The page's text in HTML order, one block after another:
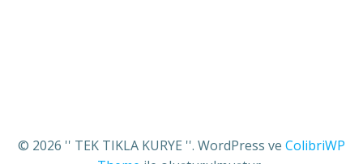
© 2026 '' TEK TIKLA KURYE ''. WordPress ve ColibriWP